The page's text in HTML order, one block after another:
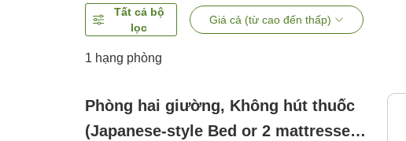
Tất cả bộ
lọc
Giá cả (từ cao đến thấp)
1 hạng phòng
Phòng hai giường, Không hút thuốc
(Japanese-style Bed or 2 mattresses